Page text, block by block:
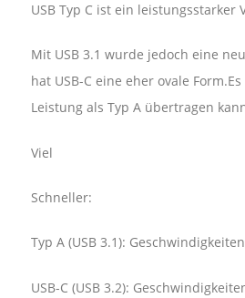
USB Typ C ist ein leistungsstarker
Mit USB 3.1 wurde jedoch eine
hat USB-C eine eher ovale
Leistung als Typ A übertragen
Viel
Schneller:
Typ A (USB 3.1):
USB-C (USB 3.2):